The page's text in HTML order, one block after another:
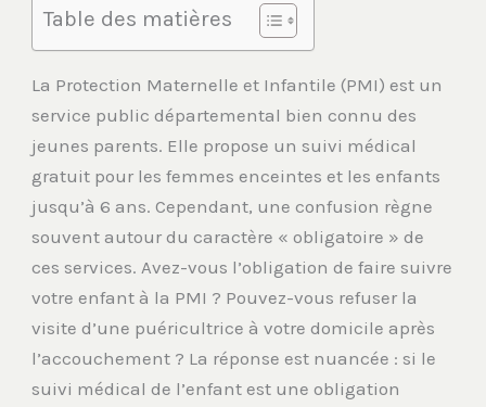
Table des matières
La Protection Maternelle et Infantile (PMI) est un
service public départemental bien connu des
jeunes parents. Elle propose un suivi médical
gratuit pour les femmes enceintes et les enfants
jusqu’à 6 ans. Cependant, une confusion règne
souvent autour du caractère « obligatoire » de
ces services. Avez-vous l’obligation de faire suivre
votre enfant à la PMI ? Pouvez-vous refuser la
visite d’une puéricultrice à votre domicile après
l’accouchement ? La réponse est nuancée : si le
suivi médical de l’enfant est une obligation